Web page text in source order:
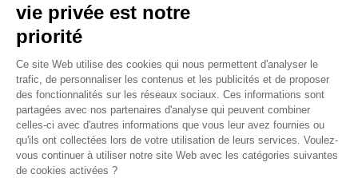
Professionnels, des prestations ad hoc
Rejoignez un réseau national, nous recrutons !
Liens utiles
Mentions légales
Données personnelles
vie privée est notre
priorité
Ce site Web utilise des cookies qui nous permettent d'analyser le
trafic, de personnaliser les contenus et les publicités et de proposer
des fonctionnalités sur les réseaux sociaux. Ces informations sont
partagées avec nos partenaires d'analyse qui peuvent combiner
celles-ci avec d'autres informations que vous leur avez fournies ou
qu'ils ont collectées lors de votre utilisation de leurs services. Voulez-
vous continuer à utiliser notre site Web avec les catégories suivantes
de cookies activées ?